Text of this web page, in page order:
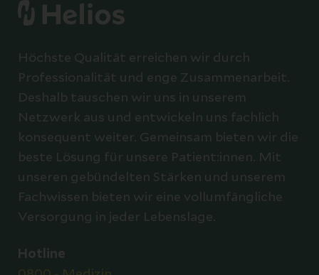
Höchste Qualität erreichen wir durch
Professionalität und enge Zusammenarbeit.
Deshalb tauschen wir uns in unserem
Netzwerk aus und entwickeln uns fachlich
konsequent weiter. Gemeinsam bieten wir die
beste Lösung für unsere Patient:innen. Mit
unseren gebündelten Stärken und unserem
Fachwissen bieten wir eine vollumfängliche
Versorgung in jeder Lebenslage.
Hotline